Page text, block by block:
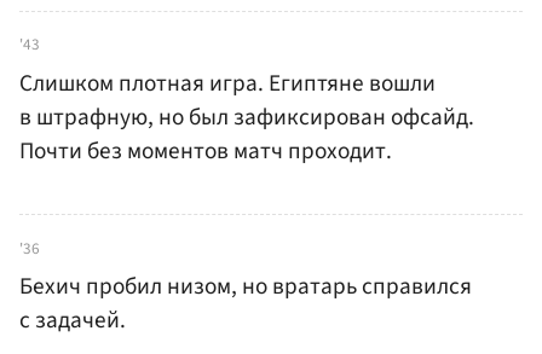
'43
Слишком плотная игра. Египтяне вошли
в штрафную, но был зафиксирован офсайд.
Почти без моментов матч проходит.
'36
Бехич пробил низом, но вратарь справился
с задачей.